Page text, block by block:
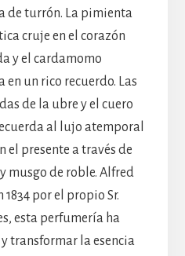
de turrón. La pimienta
cruje en el corazón
y el cardamomo
un rico recuerdo. Las
de la ubre y el cuero
al lujo atemporal
el presente a través de
musgo de roble. Alfred
por el propio Sr.
esta perfumería ha
transformar la esencia